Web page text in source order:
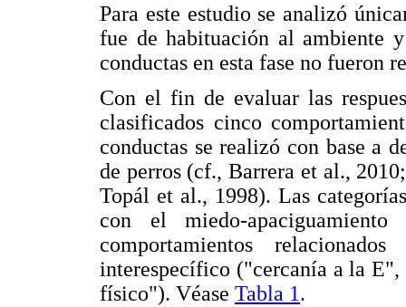
Para este estudio se analizó
fue de habituación al ambiente
conductas en esta fase no fueron
Con el fin de evaluar las
clasificados cinco
conductas se realizó con base a
de perros (cf., Barrera et al.,
Topál et al., 1998). Las
con el miedo-
comportamientos
interespecífico ("cercanía a la
físico"). Véase Tabla 1.